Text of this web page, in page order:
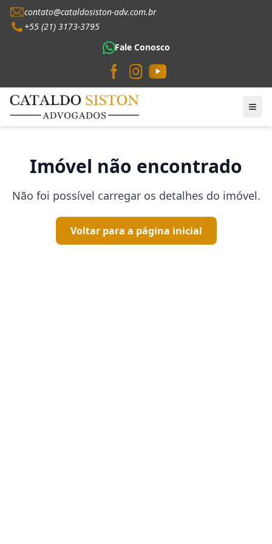
contato@cataldosiston-adv.com.br
+55 (21) 3173-3795
Fale Conosco
Imóvel não encontrado
Não foi possível carregar os detalhes do imóvel.
Voltar para a página inicial